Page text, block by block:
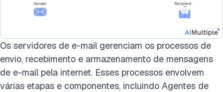
Os servidores de e-mail gerenciam os processos de
envio, recebimento e armazenamento de mensagens
de e-mail pela internet. Esses processos envolvem
várias etapas e componentes, incluindo Agentes de